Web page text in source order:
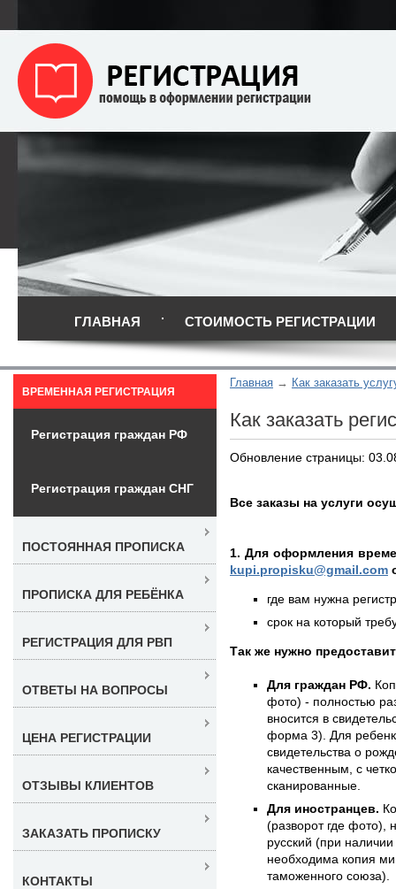
ГЛАВНАЯ СТОИМОСТЬ РЕГИСТРАЦИИ
Главная Как заказать
Как заказать
Обновление страницы:
Все заказы на услуги
1. Для оформления
kupi.propisku@gmail.com
где вам нужна
срок на который
Так же нужно
Для граждан РФ.
фото) - полностью
вносится в
форма 3). Для
свидетельства о
качественным, с
сканированные.
Для иностранцев.
(разворот где фото),
русский (при
необходима копия
таможенного союза).
ВРЕМЕННАЯ РЕГИСТРАЦИЯ
Регистрация граждан РФ
Регистрация граждан СНГ
ПОСТОЯННАЯ ПРОПИСКА
ПРОПИСКА ДЛЯ РЕБЁНКА
РЕГИСТРАЦИЯ ДЛЯ РВП
ОТВЕТЫ НА ВОПРОСЫ
ЦЕНА РЕГИСТРАЦИИ
ОТЗЫВЫ КЛИЕНТОВ
ЗАКАЗАТЬ ПРОПИСКУ
КОНТАКТЫ